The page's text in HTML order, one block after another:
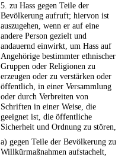
5. zu Hass gegen Teile der
Bevölkerung aufruft; hiervon ist
auszugehen, wenn er auf eine
andere Person gezielt und
andauernd einwirkt, um Hass auf
Angehörige bestimmter ethnischer
Gruppen oder Religionen zu
erzeugen oder zu verstärken oder
öffentlich, in einer Versammlung
oder durch Verbreiten von
Schriften in einer Weise, die
geeignet ist, die öffentliche
Sicherheit und Ordnung zu stören,
a) gegen Teile der Bevölkerung zu
Willkürmaßnahmen aufstachelt,